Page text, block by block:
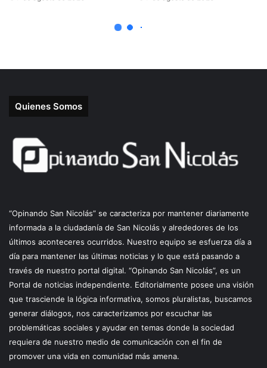
Quienes Somos
“Opinando San Nicolás” se caracteriza por mantener diariamente
informada a la ciudadanía de San Nicolás y alrededores de los
últimos aconteceres ocurridos. Nuestro equipo se esfuerza día a
día para mantener las últimas noticias y lo que está pasando a
través de nuestro portal digital. “Opinando San Nicolás”, es un
Portal de noticias independiente. Editorialmente posee una visión
que trasciende la lógica informativa, somos pluralistas, buscamos
generar diálogos, nos caracterizamos por escuchar las
problemáticas sociales y ayudar en temas donde la sociedad
requiera de nuestro medio de comunicación con el fin de
promover una vida en comunidad más amena.